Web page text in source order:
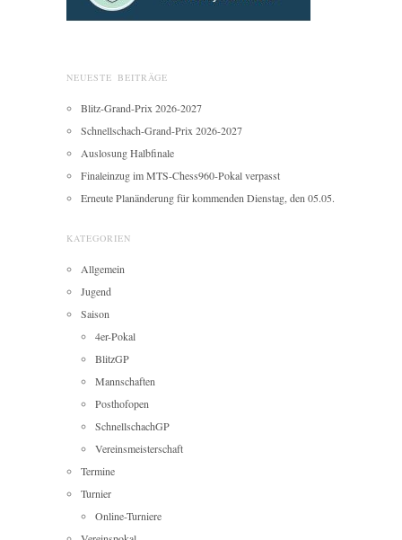
NEUESTE BEITRÄGE
Blitz-Grand-Prix 2026-2027
Schnellschach-Grand-Prix 2026-2027
Auslosung Halbfinale
Finaleinzug im MTS-Chess960-Pokal verpasst
Erneute Planänderung für kommenden Dienstag, den 05.05.
KATEGORIEN
Allgemein
Jugend
Saison
4er-Pokal
BlitzGP
Mannschaften
Posthofopen
SchnellschachGP
Vereinsmeisterschaft
Termine
Turnier
Online-Turniere